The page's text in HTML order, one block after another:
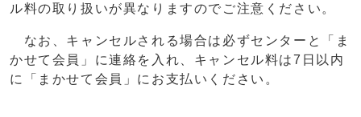
ル料の取り扱いが異なりますのでご注意ください。
なお、キャンセルされる場合は必ずセンターと「ま
かせて会員」に連絡を入れ、キャンセル料は7日以内
に「まかせて会員」にお支払いください。